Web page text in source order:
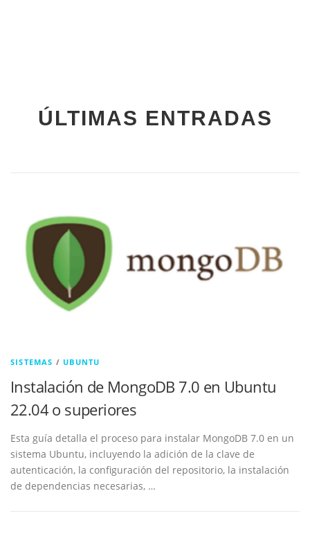
ÚLTIMAS ENTRADAS
SISTEMAS / UBUNTU
Instalación de MongoDB 7.0 en Ubuntu
22.04 o superiores
Esta guía detalla el proceso para instalar MongoDB 7.0 en un
sistema Ubuntu, incluyendo la adición de la clave de
autenticación, la configuración del repositorio, la instalación
de dependencias necesarias, …